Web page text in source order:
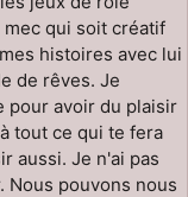
mec qui soit créatif
histoires avec lui
de rêves. Je
pour avoir du plaisir
tout ce qui te fera
aussi. Je n'ai pas
Nous pouvons nous